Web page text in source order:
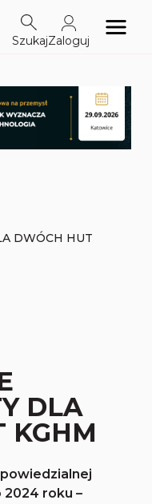
SzukajZaloguj
DWÓCH HUT
DLA
KGHM
2024 roku –